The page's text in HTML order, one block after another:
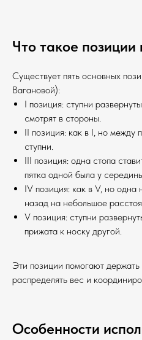
Что такое позиции
Существует пять основных
Вагановой):
I позиция: ступни
смотрят в стороны.
II позиция: как в I, но между
ступни.
III позиция: одна стопа
пятка одной была у
IV позиция: как в V, но одна
назад на небольшое
V позиция: ступни
прижата к носку другой.
Эти позиции помогают
распределять вес и
Особенности